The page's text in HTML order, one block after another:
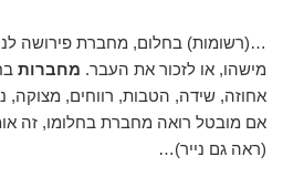
…(רשומות) בחלום, מחברת פירושה
מישהו, או לזכור את העבר. מחברות
אחוזה, שידה, הטבות, רווחים, מצוקה,
אם מובטל רואה מחברת בחלומו, זה
(ראה גם נייר)…